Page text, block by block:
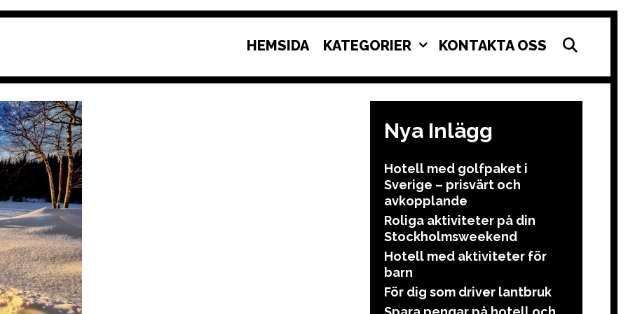
HEMSIDA KATEGORIER KONTAKTA OSS
Nya Inlägg
Hotell med golfpaket i
Sverige – prisvärt och
avkopplande
Roliga aktiviteter på din
Stockholmsweekend
Hotell med aktiviteter för
barn
För dig som driver lantbruk